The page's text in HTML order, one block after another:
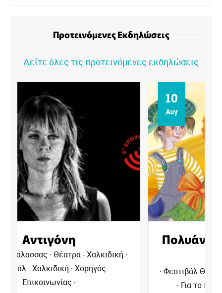
Προτεινόμενες Εκδηλώσεις
Δείτε όλες τις προτεινόμενες εκδηλώσεις
10
Αυγ
Πολυάννα | Το Παιχνίδι της
Χαράς
Φεστιβάλ Θάλασσας
Φεστιβάλ - Χαλκιδική
Για το παιδί - Χαλκιδική